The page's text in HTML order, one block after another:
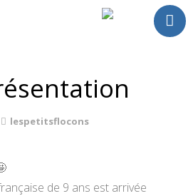
lespetitsflocons
de 9 ans est arrivée